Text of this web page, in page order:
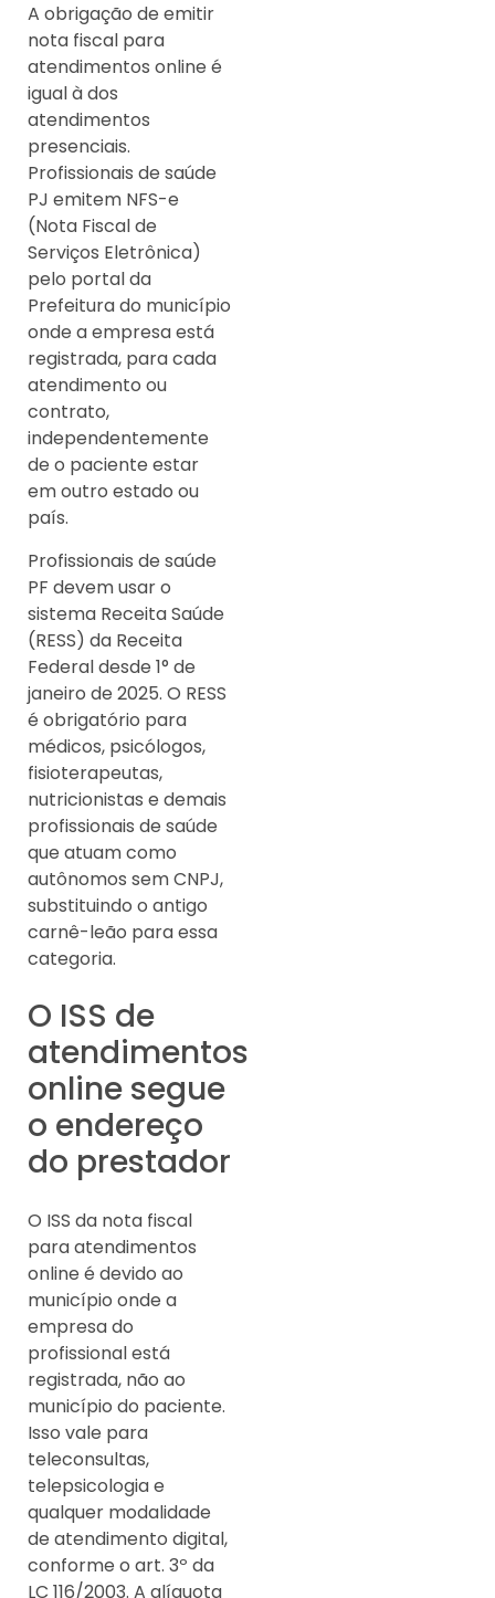
A obrigação de emitir
nota fiscal para
atendimentos online é
igual à dos
atendimentos
presenciais.
Profissionais de saúde
PJ emitem NFS-e
(Nota Fiscal de
Serviços Eletrônica)
pelo portal da
Prefeitura do município
onde a empresa está
registrada, para cada
atendimento ou
contrato,
independentemente
de o paciente estar
em outro estado ou
país.
Profissionais de saúde
PF devem usar o
sistema Receita Saúde
(RESS) da Receita
Federal desde 1° de
janeiro de 2025. O RESS
é obrigatório para
médicos, psicólogos,
fisioterapeutas,
nutricionistas e demais
profissionais de saúde
que atuam como
autônomos sem CNPJ,
substituindo o antigo
carnê-leão para essa
categoria.
O ISS de
atendimentos
online segue
o endereço
do prestador
O ISS da nota fiscal
para atendimentos
online é devido ao
município onde a
empresa do
profissional está
registrada, não ao
município do paciente.
Isso vale para
teleconsultas,
telepsicologia e
qualquer modalidade
de atendimento digital,
conforme o art. 3º da
LC 116/2003. A alíquota